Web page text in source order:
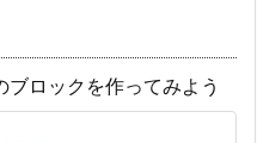
ロックを作ってみよう